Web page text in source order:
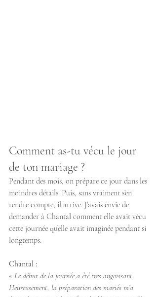
Comment as-tu vécu le jour
de ton mariage ?
Pendant des mois, on prépare ce jour dans les
moindres détails. Puis, sans vraiment s’en
rendre compte, il arrive. J’avais envie de
demander à Chantal comment elle avait vécu
cette journée qu’elle avait imaginée pendant si
longtemps.
Chantal :
« Le début de la journée a été très angoissant.
Heureusement, la préparation des mariés m’a